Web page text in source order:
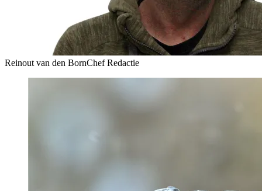
Reinout van den BornChef Redactie